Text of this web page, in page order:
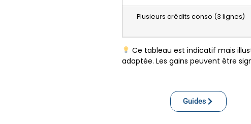
Plusieurs crédits conso (3 lignes)
Ce tableau est indicatif mais
adaptée. Les gains peuvent être
Guides